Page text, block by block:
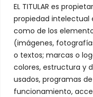
EL TITULAR es
propiedad intelectual
como de los
(imágenes,
o textos; marcas o
colores, estructura y
usados, programas
funcionamiento,